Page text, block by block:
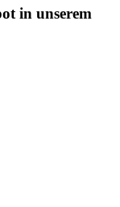
in unserem